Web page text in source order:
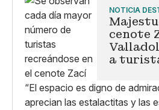
NOTICIA
cenote
a
“El espacio es digno de
aprecian las estalactitas y las